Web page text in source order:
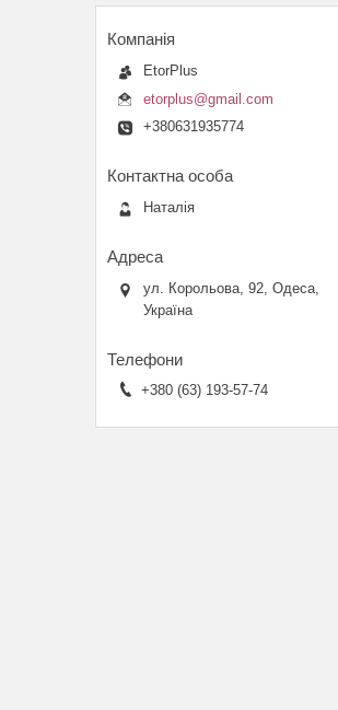
EtorPlus
etorplus@gmail.com
+380631935774
Наталія
ул. Корольова, 92, Одеса,
Україна
+380 (63) 193-57-74